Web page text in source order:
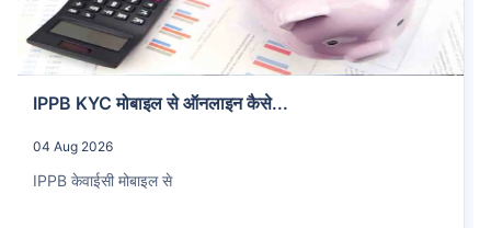
IPPB KYC मोबाइल से ऑनलाइन कैसे...
04 Aug 2026
IPPB केवाईसी मोबाइल से